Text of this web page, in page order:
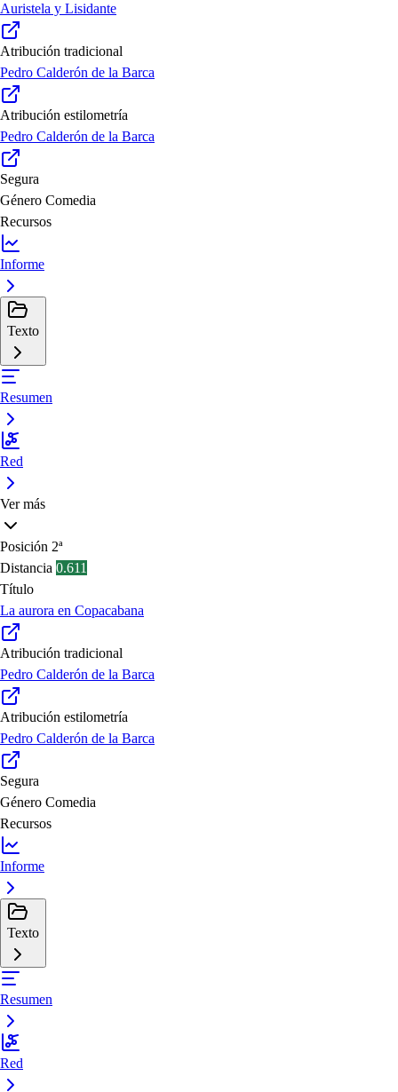
Auristela y Lisidante
Atribución tradicional
Pedro Calderón de la Barca
Atribución estilometría
Pedro Calderón de la Barca
Segura
Género Comedia
Recursos
Informe
Texto
Resumen
Red
Ver más
Posición 2ª
Distancia 0.611
Título
La aurora en Copacabana
Atribución tradicional
Pedro Calderón de la Barca
Atribución estilometría
Pedro Calderón de la Barca
Segura
Género Comedia
Recursos
Informe
Texto
Resumen
Red